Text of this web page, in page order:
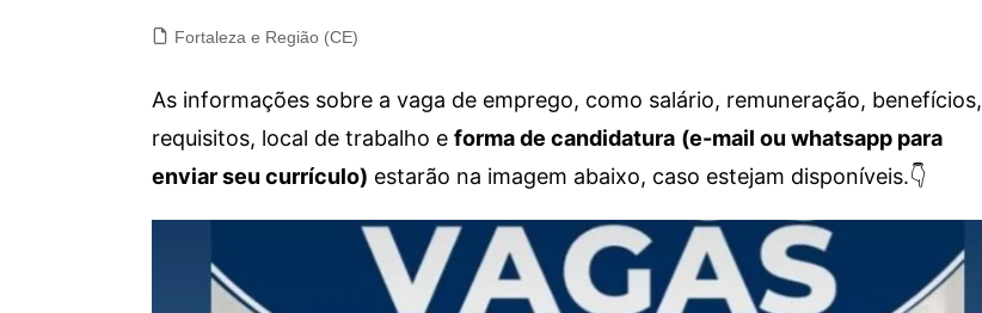
Fortaleza e Região (CE)
As informações sobre a vaga de emprego, como salário, remuneração, benefícios,
requisitos, local de trabalho e forma de candidatura (e-mail ou whatsapp para
enviar seu currículo) estarão na imagem abaixo, caso estejam disponíveis.👇